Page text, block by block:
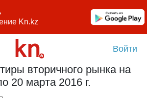
Kn.kz
Войти
вторичного рынка на
20 марта 2016 г.